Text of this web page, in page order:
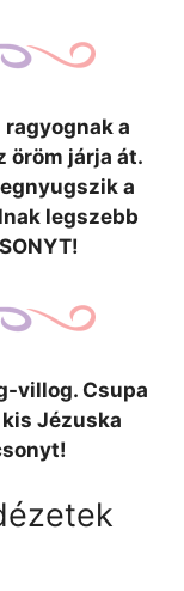
a
öröm járja át.
a
legszebb
villog. Csupa
Jézuska